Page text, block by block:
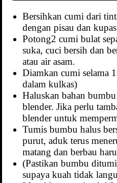
Bersihkan cumi dari
dengan pisau dan
Potong2 cumi bulat
suka, cuci bersih dan
atau air asam.
Diamkan cumi selama
dalam kulkas)
Haluskan bahan
blender. Jika perlu
blender untuk
Tumis bumbu halus
purut, aduk terus
matang dan berbau
(Pastikan bumbu
supaya kuah tidak